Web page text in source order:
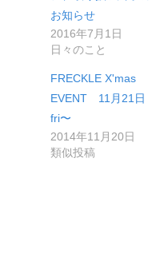
お知らせ
2016年7月1日
日々のこと
FRECKLE X'mas
EVENT 11月21日
fri〜
2014年11月20日
類似投稿